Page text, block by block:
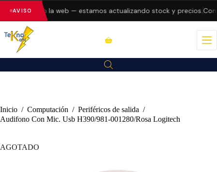
AVISO
errores en la web — estamos actualizando stock y precios.
Inicio / Computación / Periféricos de salida /
Audifono Con Mic. Usb H390/981-001280/Rosa Logitech
AGOTADO